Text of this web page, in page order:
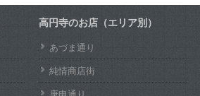
高円寺のお店（エリア別）
あづま通り
純情商店街